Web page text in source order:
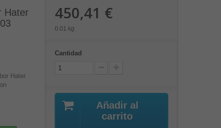
Hater
Hater
450,41 €
0.01 kg
Cantidad
Añadir al
carrito